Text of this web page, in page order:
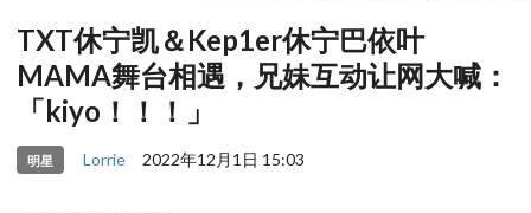
TXT休宁凯＆Kep1er休宁巴依叶
MAMA舞台相遇，兄妹互动让网大喊：
「kiyo！！！」
明星 Lorrie 2022年12月1日 15:03